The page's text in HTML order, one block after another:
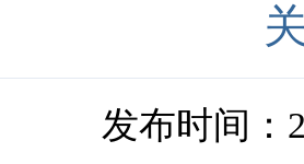
发布时间：